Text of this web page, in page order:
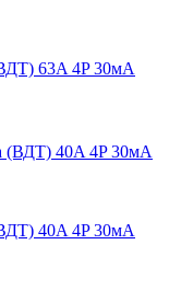
63A 4P 30мА
40A 4P 30мА